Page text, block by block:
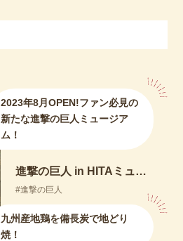
2023年8月OPEN!ファン必見の
新たな進撃の巨人ミュージア
ム！
進撃の巨人 in HITAミュージアム ANNEX
進撃の巨人
九州産地鶏を備長炭で地どり
焼！